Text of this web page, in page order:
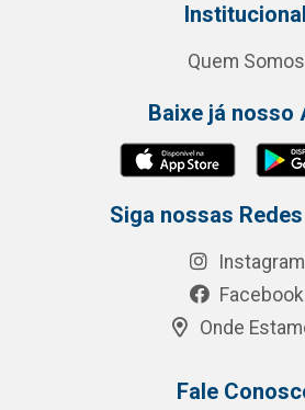
Institucional
Quem Somos
Baixe já nosso
Siga nossas
Instagram
Facebook
Onde
Fale